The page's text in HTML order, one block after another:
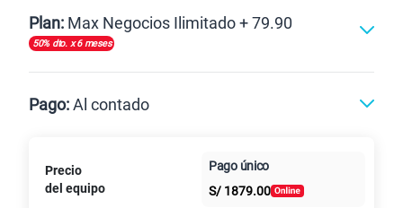
Plan: Max Negocios Ilimitado + 79.90
50% dto. x 6 meses
Paga solo
125GBen alta velocidad
S/79.90 S/
50% dto. x 6 meses
Pago:Al contado
Al contado Cuotas Claro
intereses
Precio
del equipo
Pago único
S/ 1879.00